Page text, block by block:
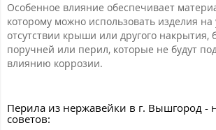
Особенное влияние обеспечивает
которому можно использовать изделия
отсутствии крыши или другого накрытия,
поручней или перил, которые не будут
влиянию коррозии.
Перила из нержавейки в г. Вышгород -
советов: